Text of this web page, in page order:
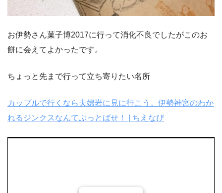
お伊勢さん菓子博2017に行って消化不良でしたがこのお
餅に会えてよかったです。
ちょっと先まで行って立ち寄りたい名所
カップルで行くなら夫婦岩に見に行こう。伊勢神宮のわか
れるジンクスなんてぶっとばせ！ | ちえなび